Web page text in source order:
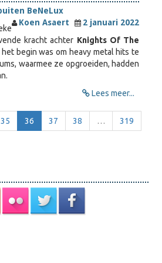
BeNeLux
Koen Asaert
2 januari 2022
kracht achter Knights Of The
begin was om heavy metal hits te
waarmee ze opgroeiden, hadden
Lees meer...
35 36 37 38 … 319